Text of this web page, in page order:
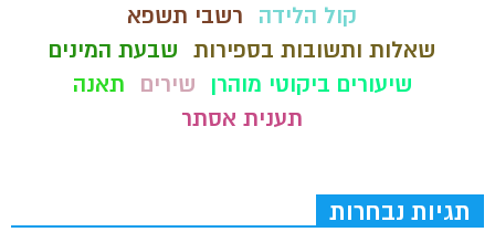
קול הלידה
רשבי תשפא
שאלות ותשובות בספירות שבעת המינים
שיעורים ביקוטי מוהרן
שירים
תאנה
תענית אסתר
תגיות נבחרות